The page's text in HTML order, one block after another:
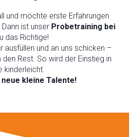
und möchte erste Erfahrungen
ist unser Probetraining bei
das Richtige!
ausfüllen und an uns schicken –
Rest. So wird der Einstieg in
kinderleicht.
kleine Talente!